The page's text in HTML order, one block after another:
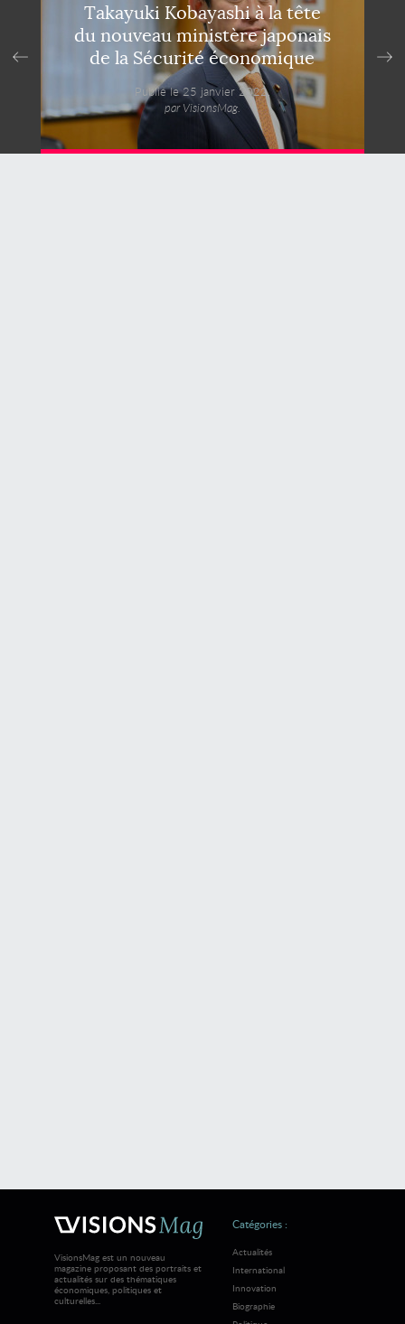
Takayuki Kobayashi à la tête
du nouveau ministère japonais
de la Sécurité économique
Publié le 25 janvier 2022,
par VisionsMag.
VisionsMag est un nouveau
magazine proposant des portraits et
actualités sur des thématiques
économiques, politiques et
culturelles...
Catégories :
Actualités
International
Innovation
Biographie